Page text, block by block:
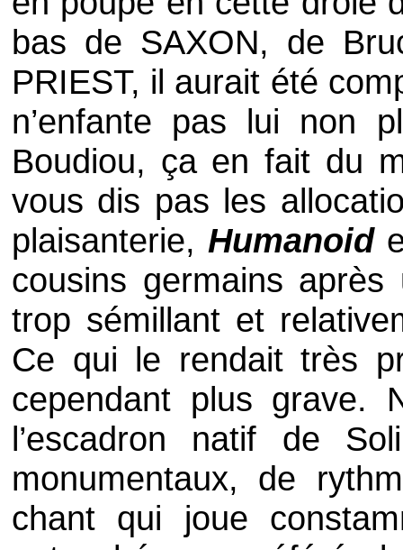
bas de SAXON, de
PRIEST, il aurait été
n’enfante pas lui non
Boudiou, ça en fait du
vous dis pas les
plaisanterie, Humanoid
cousins germains
trop sémillant et
Ce qui le rendait très
cependant plus grave.
l’escadron natif de
monumentaux, de
chant qui joue